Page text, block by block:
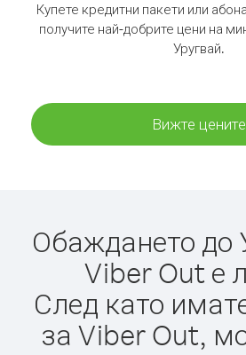
Купете кредитни пакети или
получите най-добрите цени на
Уругвай.
Вижте цените
Обаждането до
Viber Out е
След като
за Viber Out,